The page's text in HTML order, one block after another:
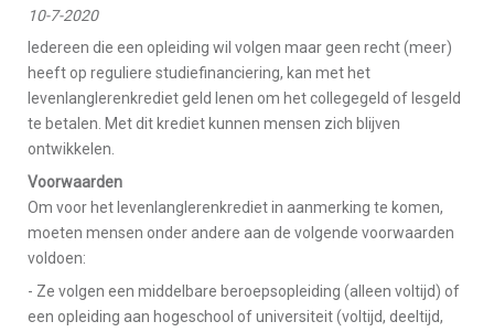
10-7-2020
Iedereen die een opleiding wil volgen maar geen recht (meer)
heeft op reguliere studiefinanciering, kan met het
levenlanglerenkrediet geld lenen om het collegegeld of lesgeld
te betalen. Met dit krediet kunnen mensen zich blijven
ontwikkelen.
Voorwaarden
Om voor het levenlanglerenkrediet in aanmerking te komen,
moeten mensen onder andere aan de volgende voorwaarden
voldoen:
- Ze volgen een middelbare beroepsopleiding (alleen voltijd) of
een opleiding aan hogeschool of universiteit (voltijd, deeltijd,